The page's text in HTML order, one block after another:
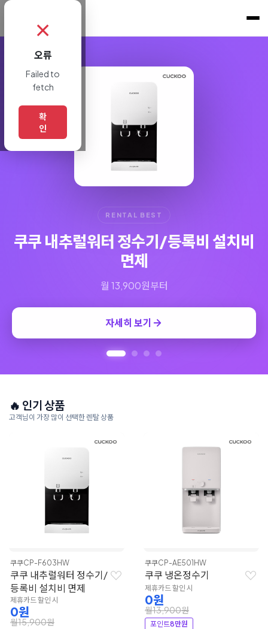
🔥 인기 상품
고객님이 가장 많이 선택한 렌탈 상품
쿠쿠CP-F603HW
쿠쿠 내추럴워터 정수기/
등록비 설치비 면제
제휴카드 할인 시
0원
월15,900원
쿠쿠CP-AE501HW
쿠쿠 냉온정수기
제휴카드 할인 시
0원
월13,900원
포인트8만원
✗
오류
Failed to
fetch
확
인